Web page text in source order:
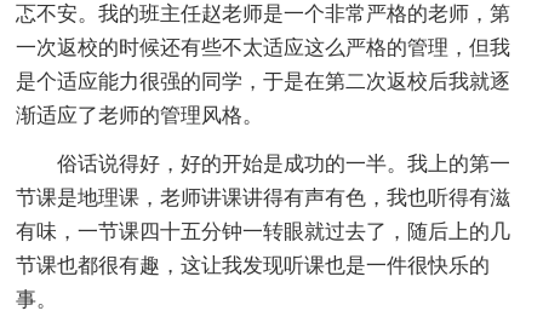
忑不安。我的班主任赵老师是一个非常严格的老师，第
一次返校的时候还有些不太适应这么严格的管理，但我
是个适应能力很强的同学，于是在第二次返校后我就逐
渐适应了老师的管理风格。
俗话说得好，好的开始是成功的一半。我上的第一
节课是地理课，老师讲课讲得有声有色，我也听得有滋
有味，一节课四十五分钟一转眼就过去了，随后上的几
节课也都很有趣，这让我发现听课也是一件很快乐的
事。